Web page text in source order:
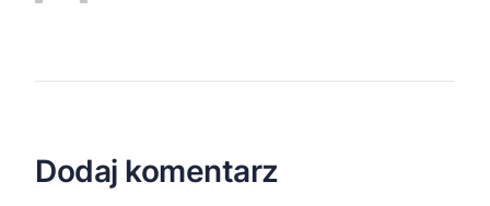
Dodaj komentarz